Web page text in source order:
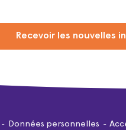
Recevoir les nouvelles
Données personnelles